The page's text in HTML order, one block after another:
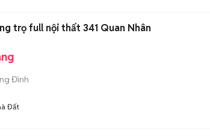
trọ full nội thất 341 Quan Nhân
Đình
Đất